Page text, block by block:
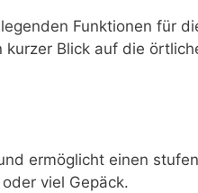
Funktionen für
Blick auf die
ermöglicht einen
viel Gepäck.